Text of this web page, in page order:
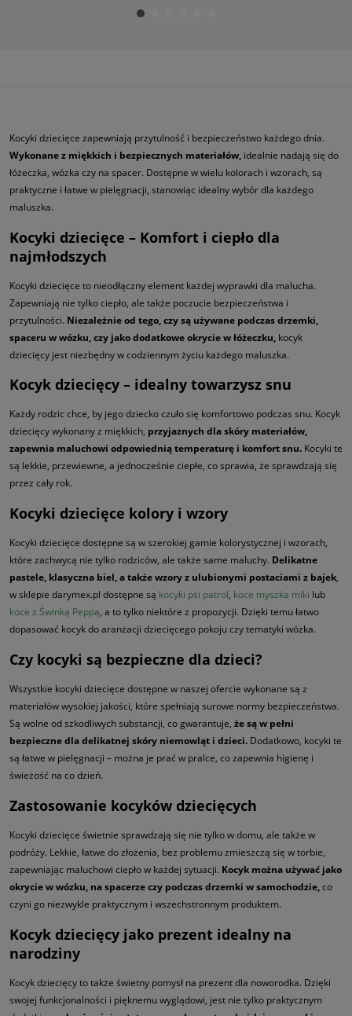
Kocyki dziecięce zapewniają przytulność i bezpieczeństwo każdego dnia.
Wykonane z miękkich i bezpiecznych materiałów, idealnie nadają się do
łóżeczka, wózka czy na spacer. Dostępne w wielu kolorach i wzorach, są
praktyczne i łatwe w pielęgnacji, stanowiąc idealny wybór dla każdego
maluszka.
Kocyki dziecięce – Komfort i ciepło dla
najmłodszych
Kocyki dziecięce to nieodłączny element każdej wyprawki dla malucha.
Zapewniają nie tylko ciepło, ale także poczucie bezpieczeństwa i
przytulności. Niezależnie od tego, czy są używane podczas drzemki,
spaceru w wózku, czy jako dodatkowe okrycie w łóżeczku, kocyk
dziecięcy jest niezbędny w codziennym życiu każdego maluszka.
Kocyk dziecięcy – idealny towarzysz snu
Każdy rodzic chce, by jego dziecko czuło się komfortowo podczas snu. Kocyk
dziecięcy wykonany z miękkich, przyjaznych dla skóry materiałów,
zapewnia maluchowi odpowiednią temperaturę i komfort snu. Kocyki te
są lekkie, przewiewne, a jednocześnie ciepłe, co sprawia, że sprawdzają się
przez cały rok.
Kocyki dziecięce kolory i wzory
Kocyki dziecięce dostępne są w szerokiej gamie kolorystycznej i wzorach,
które zachwycą nie tylko rodziców, ale także same maluchy. Delikatne
pastele, klasyczna biel, a także wzory z ulubionymi postaciami z bajek,
w sklepie darymex.pl dostępne są kocyki psi patrol, koce myszka miki lub
koce z Świnką Peppą, a to tylko niektóre z propozycji. Dzięki temu łatwo
dopasować kocyk do aranżacji dziecięcego pokoju czy tematyki wózka.
Czy kocyki są bezpieczne dla dzieci?
Wszystkie kocyki dziecięce dostępne w naszej ofercie wykonane są z
materiałów wysokiej jakości, które spełniają surowe normy bezpieczeństwa.
Są wolne od szkodliwych substancji, co gwarantuje, że są w pełni
bezpieczne dla delikatnej skóry niemowląt i dzieci. Dodatkowo, kocyki te
są łatwe w pielęgnacji – można je prać w pralce, co zapewnia higienę i
świeżość na co dzień.
Zastosowanie kocyków dziecięcych
Kocyki dziecięce świetnie sprawdzają się nie tylko w domu, ale także w
podróży. Lekkie, łatwe do złożenia, bez problemu zmieszczą się w torbie,
zapewniając maluchowi ciepło w każdej sytuacji. Kocyk można używać jako
okrycie w wózku, na spacerze czy podczas drzemki w samochodzie,co
czyni go niezwykle praktycznym i wszechstronnym produktem.
Kocyk dziecięcy jako prezent idealny na
narodziny
Kocyk dziecięcy to także świetny pomysł na prezent dla noworodka. Dzięki
swojej funkcjonalności i pięknemu wyglądowi, jest nie tylko praktycznym